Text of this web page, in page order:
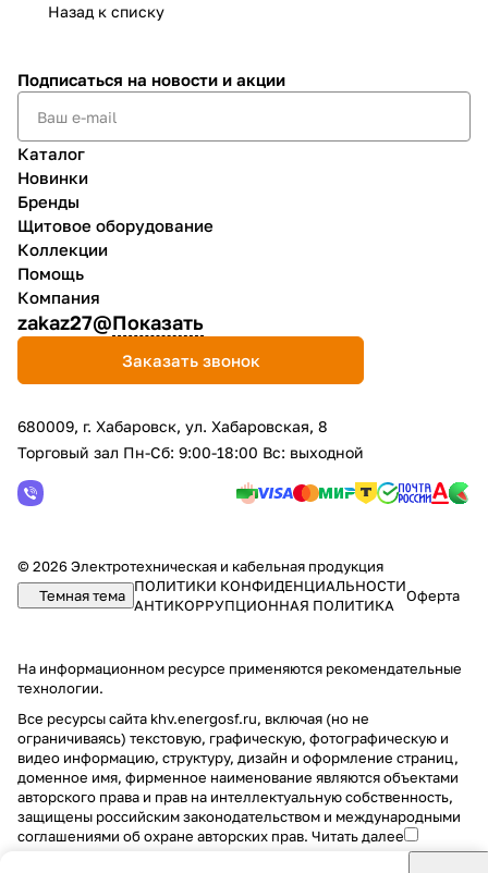
Назад к списку
Подписаться на новости и акции
Каталог
Новинки
Бренды
Щитовое оборудование
Коллекции
Помощь
Компания
zakaz27@Показать
Заказать звонок
680009, г. Хабаровск, ул. Хабаровская, 8
Торговый зал Пн-Сб: 9:00-18:00 Вс: выходной
© 2026 Электротехническая и кабельная продукция
Темная тема
ПОЛИТИКИ КОНФИДЕНЦИАЛЬНОСТИ
АНТИКОРРУПЦИОННАЯ ПОЛИТИКА
Оферта
На информационном ресурсе применяются рекомендательные
технологии.
Все ресурсы сайта khv.energosf.ru, включая (но не
ограничиваясь) текстовую, графическую, фотографическую и
видео информацию, структуру, дизайн и оформление страниц,
доменное имя, фирменное наименование являются объектами
авторского права и прав на интеллектуальную собственность,
защищены российским законодательством и международными
соглашениями об охране авторских прав. Читать далее